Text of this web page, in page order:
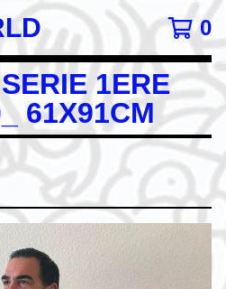
0
1ERE
61X91CM